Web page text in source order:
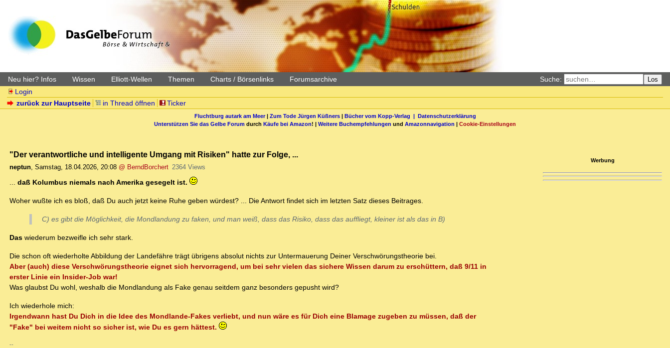
Neu hier? Infos Wissen Elliott-Wellen Themen Charts / Börsenlinks Forumsarchive Suche: Los
Login
zurück zur Hauptseite
in Thread öffnen Ticker
Fluchtburg autark am Meer| Zum Tode Jürgen Küßners| Bücher vom Kopp-Verlag | Datenschutzerklärung
Unterstützen Sie das Gelbe Forum durch Käufe bei Amazon! | Weitere Buchempfehlungen und Amazonnavigation | Cookie-Einstellungen
"Der verantwortliche und intelligente Umgang mit Risiken" hatte zur Folge, ...
neptun, Samstag, 18.04.2026, 20:08 @ BerndBorchert 2364 Views
... daß Kolumbus niemals nach Amerika gesegelt ist.
Woher wußte ich es bloß, daß Du auch jetzt keine Ruhe geben würdest? ... Die Antwort findet sich im letzten Satz dieses Beitrages.
C) es gibt die Möglichkeit, die Mondlandung zu faken, und man weiß, dass das Risiko, dass das auffliegt, kleiner ist als das in B)
Das wiederum bezweifle ich sehr stark.
Die schon oft wiederholte Abbildung der Landefähre trägt übrigens absolut nichts zur Untermauerung Deiner Verschwörungstheorie bei.
Aber (auch) diese Verschwörungstheorie eignet sich hervorragend, um bei sehr vielen das sichere Wissen darum zu erschüttern, daß 9/11 in
erster Linie ein Insider-Job war!
Was glaubst Du wohl, weshalb die Mondlandung als Fake genau seitdem ganz besonders gepusht wird?
Ich wiederhole mich:
Irgendwann hast Du Dich in die Idee des Mondlande-Fakes verliebt, und nun wäre es für Dich eine Blamage zugeben zu müssen, daß der
"Fake" bei weitem nicht so sicher ist, wie Du es gern hättest.
--
Werbung